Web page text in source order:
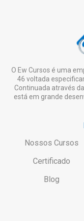
O Ew Cursos é uma
46 voltada
Continuada através
está em grande
Nossos Cursos
Certificado
Blog